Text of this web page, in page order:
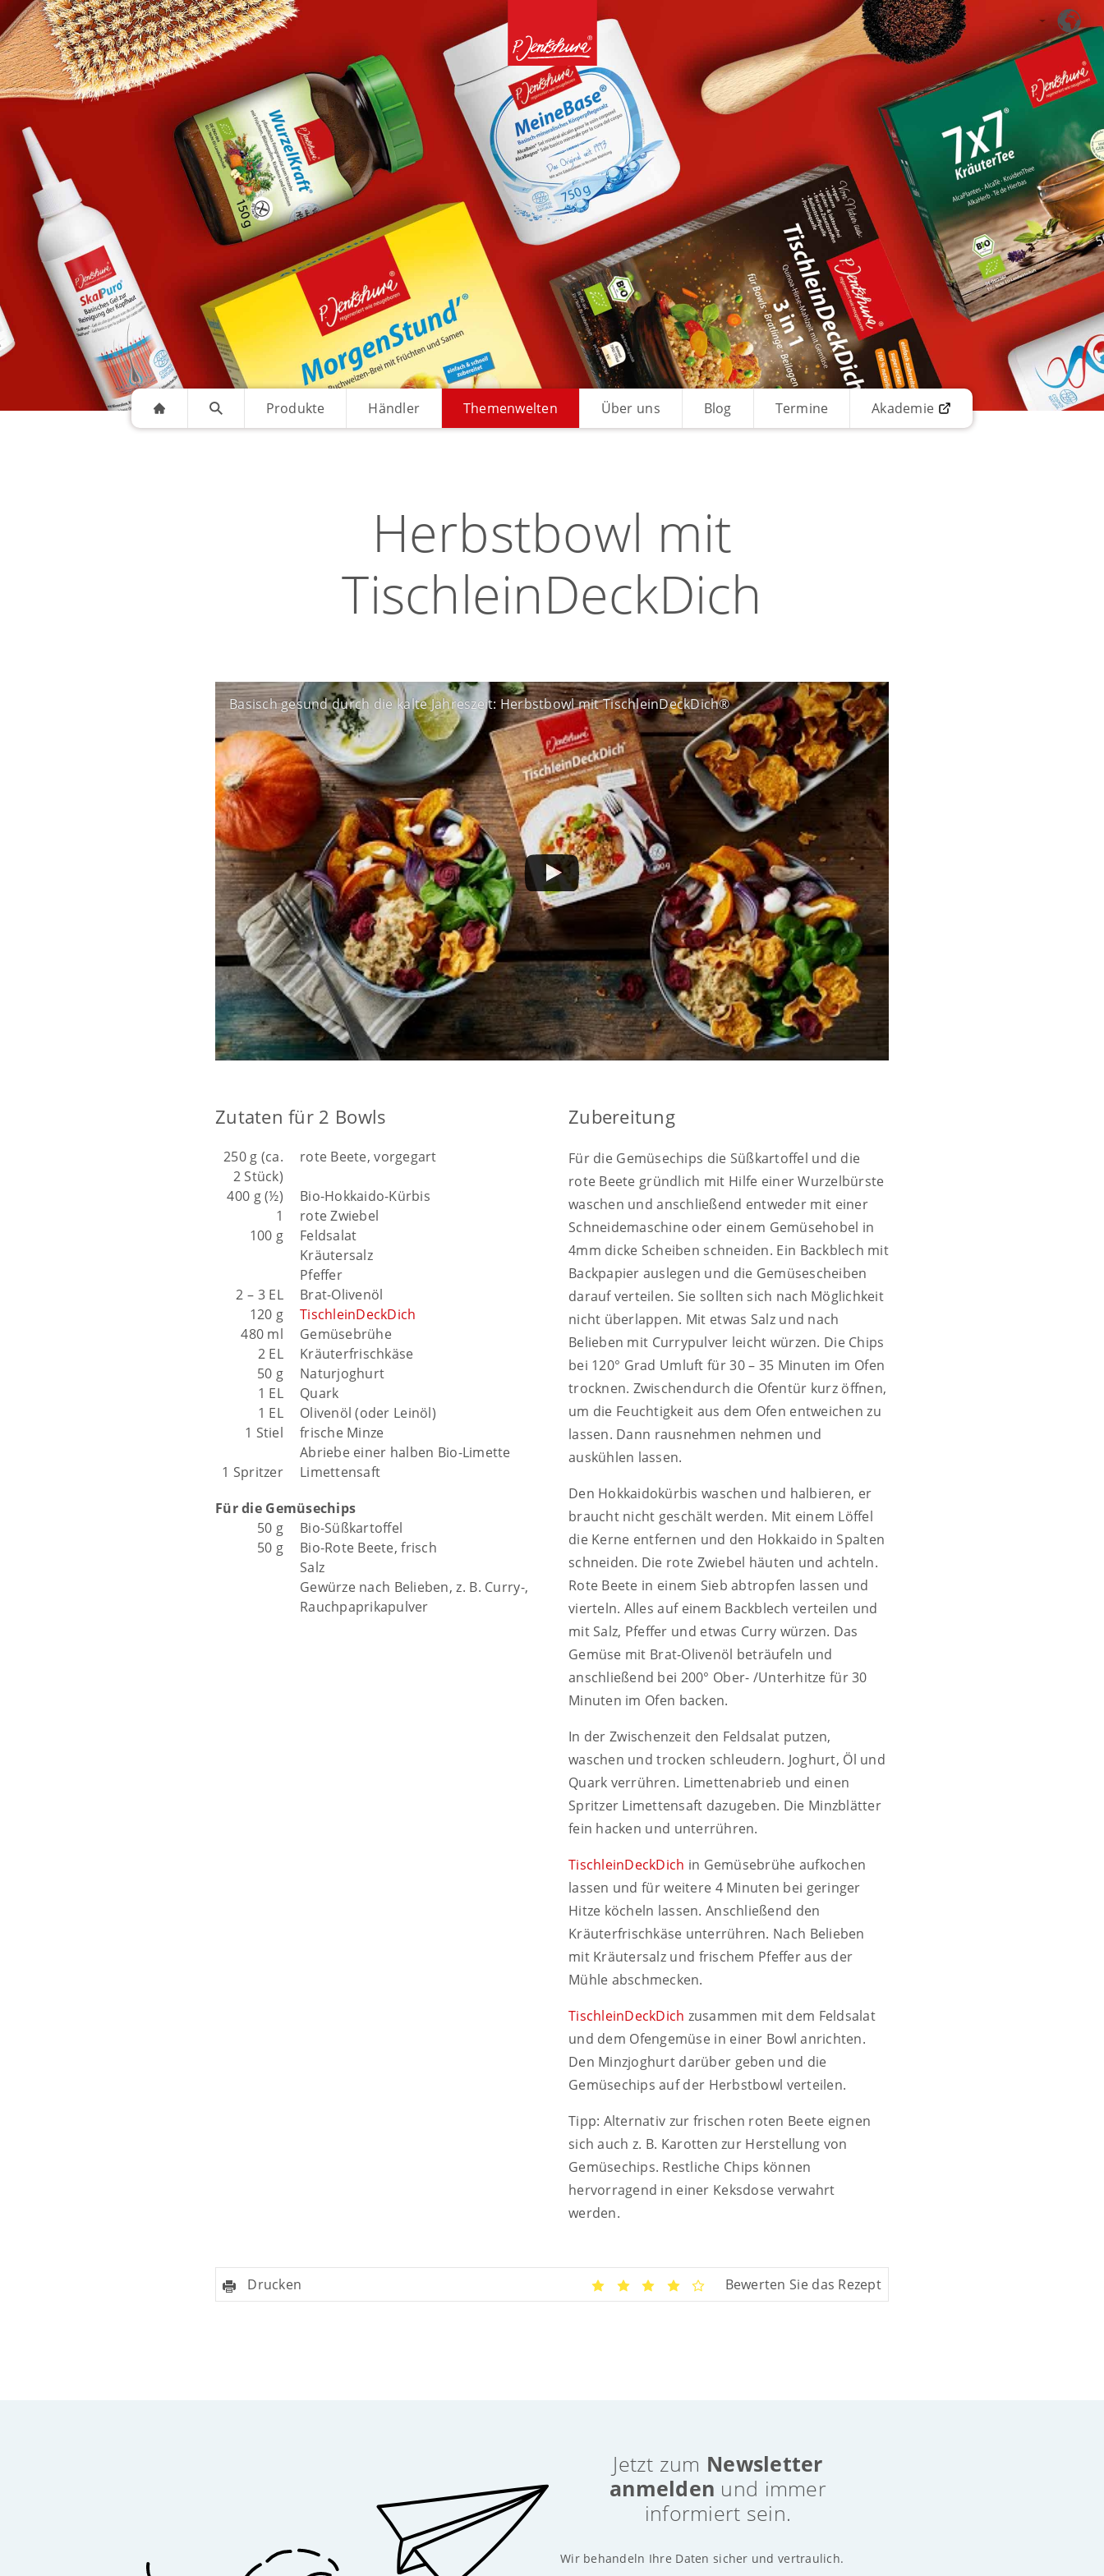
Produkte Händler Themenwelten Über uns Blog Termine Akademie
Herbstbowl mit
TischleinDeckDich
Basisch gesund durch die kalte Jahreszeit: Herbstbowl mit TischleinDeckDich®
Zutaten für 2 Bowls
250 g (ca.
2 Stück)
rote Beete, vorgegart
400 g (½)
Bio-Hokkaido-Kürbis
1
rote Zwiebel
100 g
Feldsalat
Kräutersalz
Pfeffer
2 – 3 EL
Brat-Olivenöl
120 g
TischleinDeckDich
480 ml
Gemüsebrühe
2 EL
Kräuterfrischkäse
50 g
Naturjoghurt
1 EL
Quark
1 EL
Olivenöl (oder Leinöl)
1 Stiel
frische Minze
Abriebe einer halben Bio-Limette
1 Spritzer
Limettensaft
Für die Gemüsechips
50 g
Bio-Süßkartoffel
50 g
Bio-Rote Beete, frisch
Salz
Gewürze nach Belieben, z. B. Curry-,
Rauchpaprikapulver
Zubereitung
Für die Gemüsechips die Süßkartoffel und die
rote Beete gründlich mit Hilfe einer Wurzelbürste
waschen und anschließend entweder mit einer
Schneidemaschine oder einem Gemüsehobel in
4mm dicke Scheiben schneiden. Ein Backblech mit
Backpapier auslegen und die Gemüsescheiben
darauf verteilen. Sie sollten sich nach Möglichkeit
nicht überlappen. Mit etwas Salz und nach
Belieben mit Currypulver leicht würzen. Die Chips
bei 120° Grad Umluft für 30 – 35 Minuten im Ofen
trocknen. Zwischendurch die Ofentür kurz öffnen,
um die Feuchtigkeit aus dem Ofen entweichen zu
lassen. Dann rausnehmen nehmen und
auskühlen lassen.
Den Hokkaidokürbis waschen und halbieren, er
braucht nicht geschält werden. Mit einem Löffel
die Kerne entfernen und den Hokkaido in Spalten
schneiden. Die rote Zwiebel häuten und achteln.
Rote Beete in einem Sieb abtropfen lassen und
vierteln. Alles auf einem Backblech verteilen und
mit Salz, Pfeffer und etwas Curry würzen. Das
Gemüse mit Brat-Olivenöl beträufeln und
anschließend bei 200° Ober- /Unterhitze für 30
Minuten im Ofen backen.
In der Zwischenzeit den Feldsalat putzen,
waschen und trocken schleudern. Joghurt, Öl und
Quark verrühren. Limettenabrieb und einen
Spritzer Limettensaft dazugeben. Die Minzblätter
fein hacken und unterrühren.
TischleinDeckDich in Gemüsebrühe aufkochen
lassen und für weitere 4 Minuten bei geringer
Hitze köcheln lassen. Anschließend den
Kräuterfrischkäse unterrühren. Nach Belieben
mit Kräutersalz und frischem Pfeffer aus der
Mühle abschmecken.
TischleinDeckDich zusammen mit dem Feldsalat
und dem Ofengemüse in einer Bowl anrichten.
Den Minzjoghurt darüber geben und die
Gemüsechips auf der Herbstbowl verteilen.
Tipp: Alternativ zur frischen roten Beete eignen
sich auch z. B. Karotten zur Herstellung von
Gemüsechips. Restliche Chips können
hervorragend in einer Keksdose verwahrt
werden.
Drucken Bewerten Sie das Rezept
Jetzt zum Newsletter
anmelden und immer
informiert sein.
Wir behandeln Ihre Daten sicher und vertraulich.